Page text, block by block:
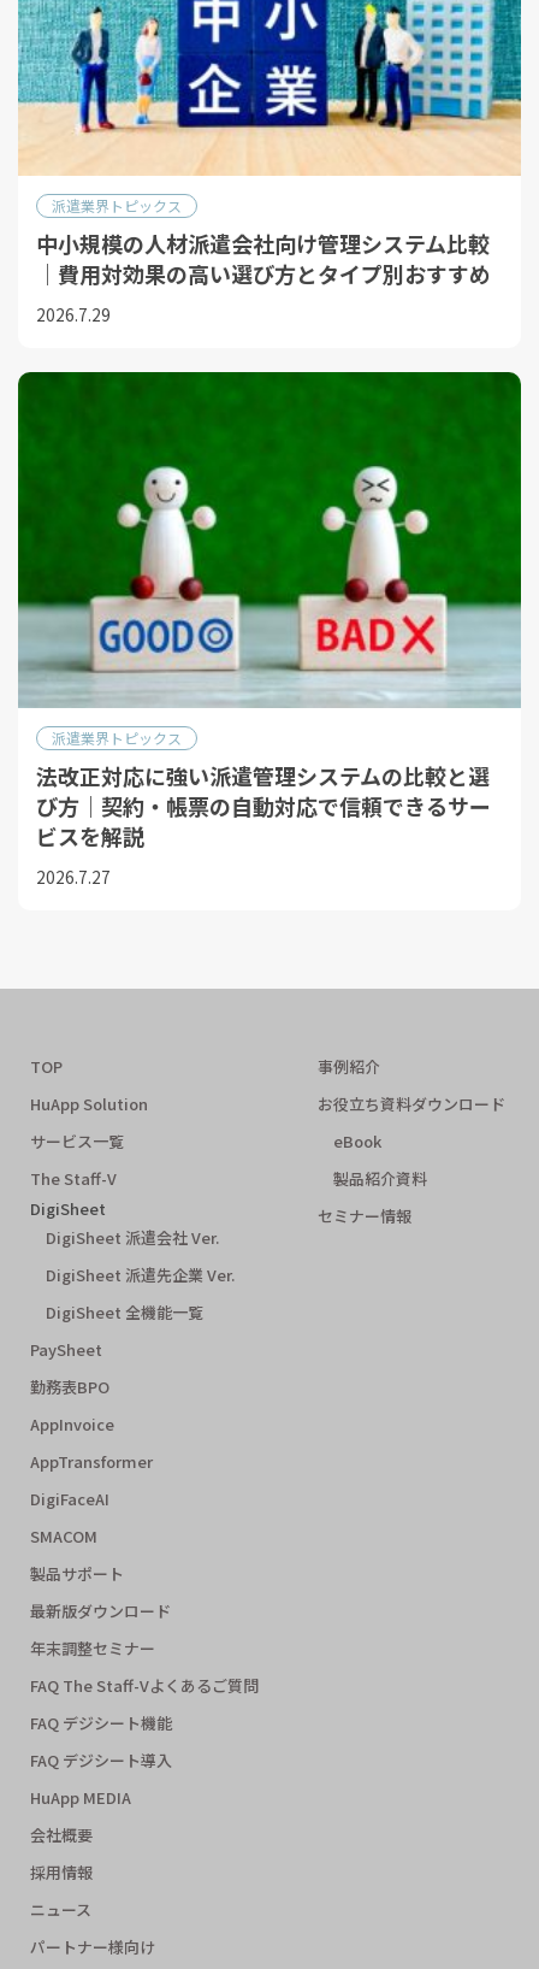
派遣業界トピックス
中小規模の人材派遣会社向け管理システム比較
｜費用対効果の高い選び方とタイプ別おすすめ
2026.7.29
派遣業界トピックス
法改正対応に強い派遣管理システムの比較と選
び方｜契約・帳票の自動対応で信頼できるサー
ビスを解説
2026.7.27
TOP
HuApp Solution
サービス一覧
The Staff-V
DigiSheet
DigiSheet 派遣会社 Ver.
DigiSheet 派遣先企業 Ver.
DigiSheet 全機能一覧
PaySheet
勤務表BPO
AppInvoice
AppTransformer
DigiFaceAI
SMACOM
事例紹介
お役立ち資料ダウンロード
eBook
製品紹介資料
セミナー情報
製品サポート
最新版ダウンロード
年末調整セミナー
FAQ The Staff-Vよくあるご質問
FAQ デジシート機能
FAQ デジシート導入
HuApp MEDIA
会社概要
採用情報
ニュース
パートナー様向け